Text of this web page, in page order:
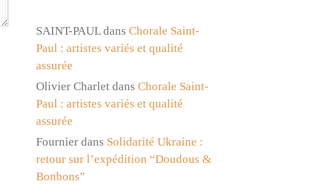
SAINT-PAULdans Chorale Saint-
Paul : artistes variés et qualité
assurée
Olivier Charlet dans Chorale Saint-
Paul : artistes variés et qualité
assurée
Fournier dans Solidarité Ukraine :
retour sur l’expédition “Doudous &
Bonbons”